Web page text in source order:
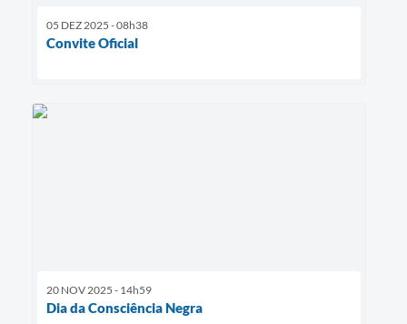
05 DEZ 2025 - 08h38
Convite Oficial
20 NOV 2025 - 14h59
Dia da Consciência Negra